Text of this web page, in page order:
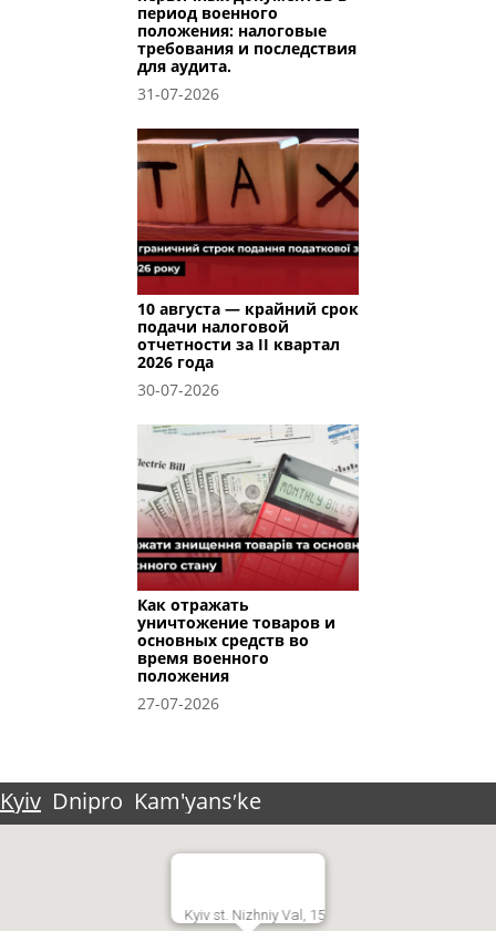
период военного
положения: налоговые
требования и последствия
для аудита.
31-07-2026
10 августа — крайний срок
подачи налоговой
отчетности за II квартал
2026 года
30-07-2026
Как отражать
уничтожение товаров и
основных средств во
время военного
положения
27-07-2026
Kyiv Dnipro Kam'yansʹke
Kyiv st. Nizhniy Val, 15